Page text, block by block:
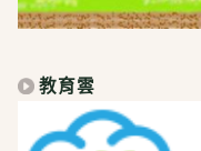
教育雲